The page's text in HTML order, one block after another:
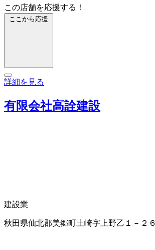
この店舗を応援する！
ここから応援
詳細を見る
有限会社高詮建設
建設業
秋田県仙北郡美郷町土崎字上野乙１－２６